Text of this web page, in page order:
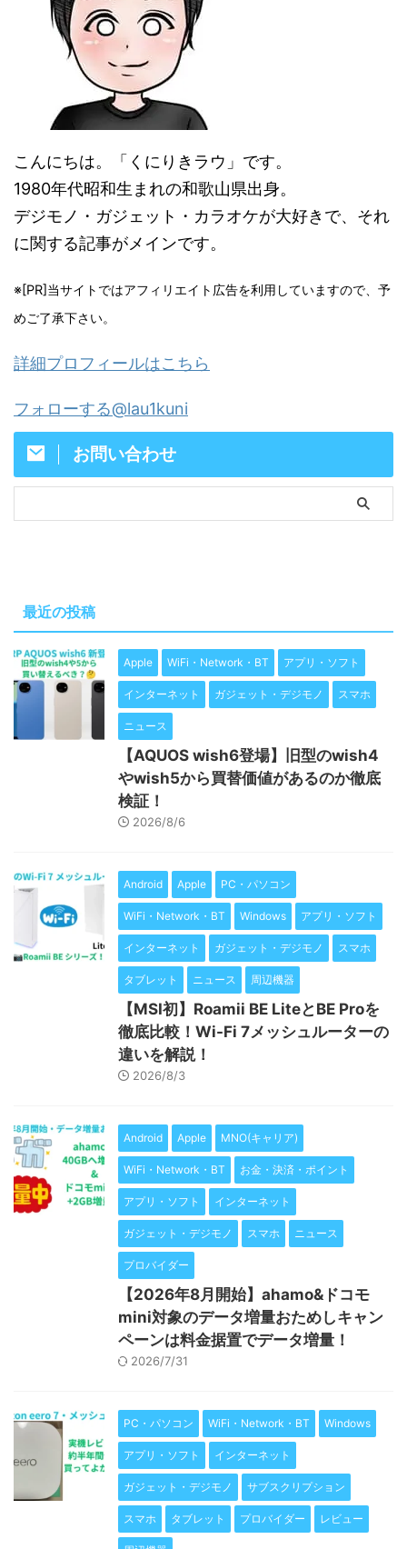
こんにちは。「くにりきラウ」です。
1980年代昭和生まれの和歌山県出身。
デジモノ・ガジェット・カラオケが大好きで、それ
に関する記事がメインです。
※[PR]当サイトではアフィリエイト広告を利用していますので、予
めご了承下さい。
詳細プロフィールはこちら
フォローする@lau1kuni
お問い合わせ
最近の投稿
Apple WiFi・Network・BT アプリ・ソフト
インターネット ガジェット・デジモノ スマホ
ニュース
【AQUOS wish6登場】旧型のwish4
やwish5から買替価値があるのか徹底
検証！
2026/8/6
Android Apple PC・パソコン
WiFi・Network・BT Windows アプリ・ソフト
インターネット ガジェット・デジモノ スマホ
タブレット ニュース 周辺機器
【MSI初】Roamii BE LiteとBE Proを
徹底比較！Wi-Fi 7メッシュルーターの
違いを解説！
2026/8/3
Android Apple MNO(キャリア)
WiFi・Network・BT お金・決済・ポイント
アプリ・ソフト インターネット
ガジェット・デジモノ スマホ ニュース
プロバイダー
【2026年8月開始】ahamo&ドコモ
mini対象のデータ増量おためしキャン
ペーンは料金据置でデータ増量！
2026/7/31
PC・パソコン WiFi・Network・BT Windows
アプリ・ソフト インターネット
ガジェット・デジモノ サブスクリプション
スマホ タブレット プロバイダー レビュー